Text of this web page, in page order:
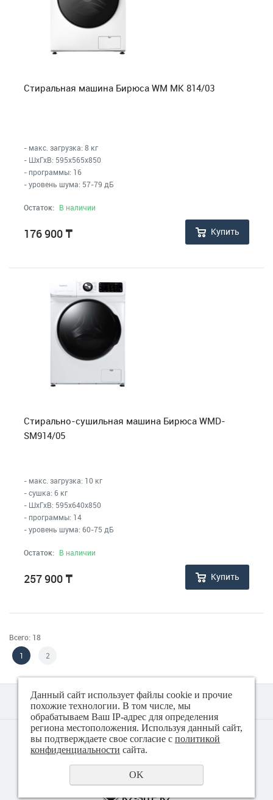
Стиральная машина Бирюса WM MK 814/03
- макс. загрузка: 8 кг
- ШхГхВ: 595x565x850
- программы: 16
- уровень шума: 57-79 дБ
Остаток: В наличии
176 900 ₸ Купить
Стирально-сушильная машина Бирюса WMD-
SM914/05
- макс. загрузка: 10 кг
- сушка: 6 кг
- ШхГхВ: 595x640x850
- программы: 14
- уровень шума: 60-75 дБ
Остаток: В наличии
257 900 ₸ Купить
Всего: 18
1
2
© 2018 - 2026 Техно плюс
Политика конфиденциальности
KZ-SITE.KZ
Данный сайт использует файлы cookie и прочие
похожие технологии. В том числе, мы
обрабатываем Ваш IP-адрес для определения
региона местоположения. Используя данный сайт,
вы подтверждаете свое согласие с политикой
конфиденциальности сайта.
OK